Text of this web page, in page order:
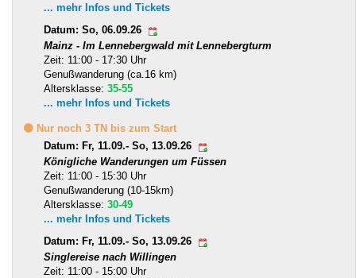
... mehr Infos und Tickets
Datum: So, 06.09.26
Mainz - Im Lennebergwald mit Lennebergturm
Zeit: 11:00 - 17:30 Uhr
Genußwanderung (ca.16 km)
Altersklasse: 35-55
... mehr Infos und Tickets
🟡 Nur noch 3 TN bis zum Start
Datum: Fr, 11.09.- So, 13.09.26
Königliche Wanderungen um Füssen
Zeit: 11:00 - 15:30 Uhr
Genußwanderung (10-15km)
Altersklasse: 30-49
... mehr Infos und Tickets
Datum: Fr, 11.09.- So, 13.09.26
Singlereise nach Willingen
Zeit: 11:00 - 15:00 Uhr